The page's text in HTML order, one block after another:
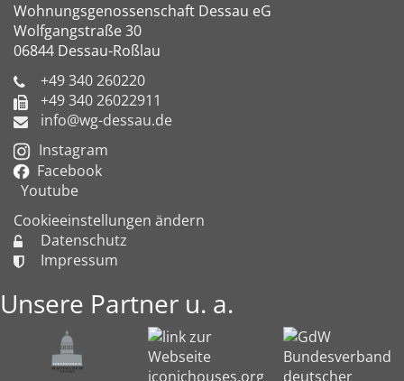
Wohnungsgenossenschaft Dessau eG
Wolfgangstraße 30
06844 Dessau-Roßlau
+49 340 260220
+49 340 26022911
info@wg-dessau.de
Instagram
Facebook
Youtube
Cookieeinstellungen ändern
Datenschutz
Impressum
Unsere Partner u. a.